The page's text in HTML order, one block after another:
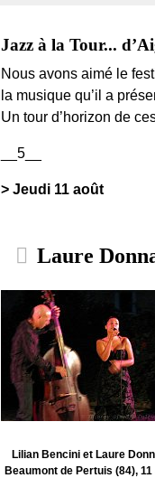
Jazz à la Tour...
Nous avons aimé le
la musique qu’il a
Un tour d’horizon de
__5__
> Jeudi 11 août
Laure
Lilian Bencini et Laure
Beaumont de Pertuis (84), 11